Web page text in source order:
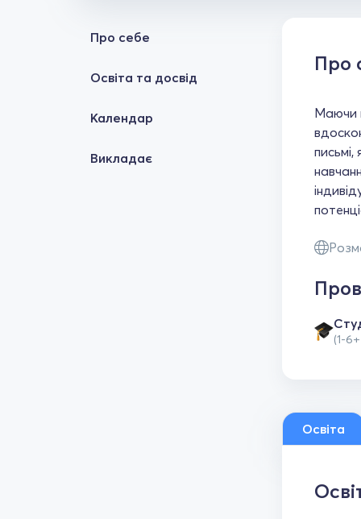
Про себе
Освіта та досвід
Календар
Викладає
Про
Маючи
(1-
Освіта